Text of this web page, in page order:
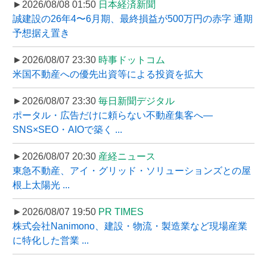
►2026/08/08 01:50 日本経済新聞
誠建設の26年4〜6月期、最終損益が500万円の赤字 通期
予想据え置き
►2026/08/07 23:30 時事ドットコム
米国不動産への優先出資等による投資を拡大
►2026/08/07 23:30 毎日新聞デジタル
ポータル・広告だけに頼らない不動産集客へ―
SNS×SEO・AIOで築く ...
►2026/08/07 20:30 産経ニュース
東急不動産、アイ・グリッド・ソリューションズとの屋
根上太陽光 ...
►2026/08/07 19:50 PR TIMES
株式会社Nanimono、建設・物流・製造業など現場産業
に特化した営業 ...